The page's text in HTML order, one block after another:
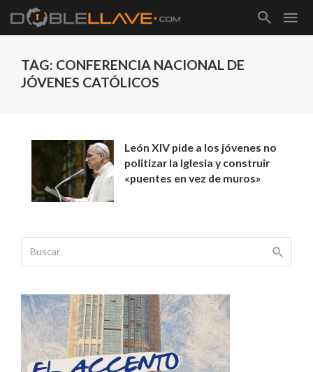
TAG: CONFERENCIA NACIONAL DE
JÓVENES CATÓLICOS
León XIV pide a los jóvenes no
politizar la Iglesia y construir
«puentes en vez de muros»